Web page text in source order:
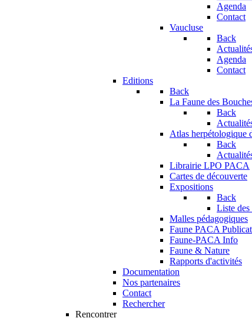
Agenda
Contact
Vaucluse
Back
Agenda
Contact
Editions
Back
La Faune des
Back
Atlas herpétologique
Back
Librairie LPO PACA
Cartes de découverte
Expositions
Back
Liste
Malles pédagogiques
Faune PACA
Faune-PACA Info
Faune & Nature
Rapports d'activités
Documentation
Nos partenaires
Contact
Rechercher
Rencontrer